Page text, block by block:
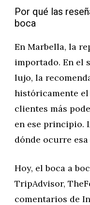
Por qué las
boca
En Marbella, la
importado. En el
lujo, la
históricamente
clientes más
en ese principio.
dónde ocurre
Hoy, el boca a
TripAdvisor,
comentarios de